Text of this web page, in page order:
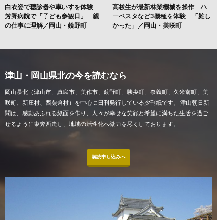
高校生が最新林業機械を操作 ハ
ーベスタなど3機種を体験 「難し
かった」／岡山・美咲町
白衣姿で聴診器や車いすを体験
芳野病院で「子ども参観日」 親
の仕事に理解／岡山・鏡野町
津山・岡山県北の今を読むなら
岡山県北（津山市、真庭市、美作市、鏡野町、勝央町、奈義町、久米南町、美
咲町、新庄村、西粟倉村）を中心に日刊発行している夕刊紙です。 津山朝日新
聞は、感動あふれる紙面を作り、人々が幸せな笑顔と希望に満ちた生活を過ご
せるように東奔西走し、地域の活性化へ微力を尽くしております。
購読申し込みへ